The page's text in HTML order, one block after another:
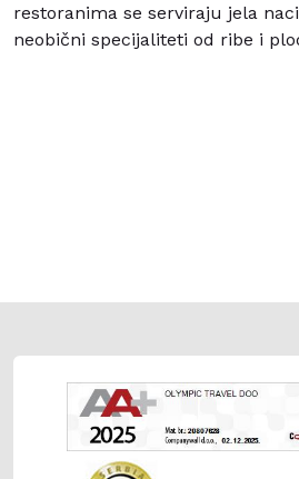
restoranima se serviraju jela
neobični specijaliteti od ribe i